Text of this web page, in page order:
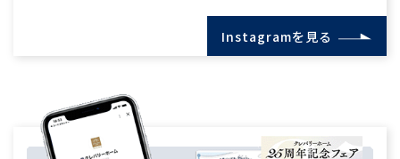
Instagramを見る